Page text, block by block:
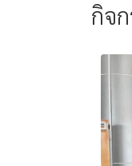
กิจ